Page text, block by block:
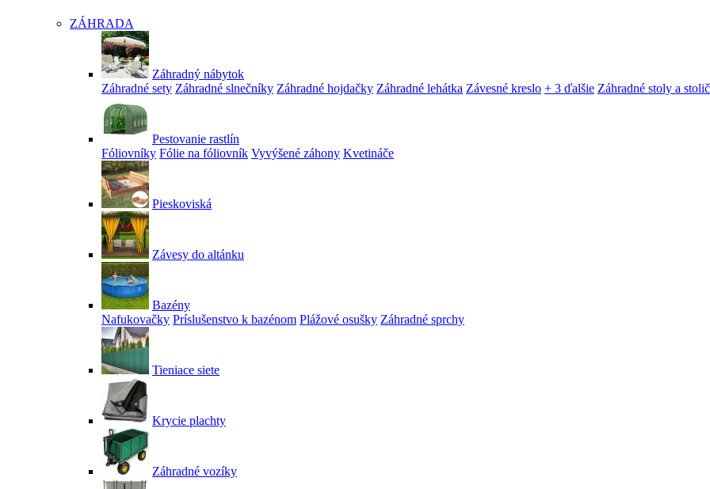
ZÁHRADA
Záhradný nábytok
Záhradné sety Záhradné slnečníky Záhradné hojdačky Záhradné lehátka Závesné kreslo + 3 ďalšie Záhradné stoly a
Pestovanie rastlín
Fóliovníky Fólie na fóliovník Vyvýšené záhony Kvetináče
Pieskoviská
Závesy do altánku
Bazény
Nafukovačky Príslušenstvo k bazénom Plážové osušky Záhradné sprchy
Tieniace siete
Krycie plachty
Záhradné vozíky